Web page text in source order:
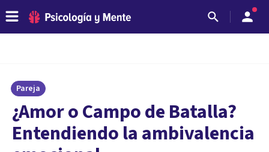
Pareja
¿Amor o Campo de Batalla?
Entendiendo la ambivalencia